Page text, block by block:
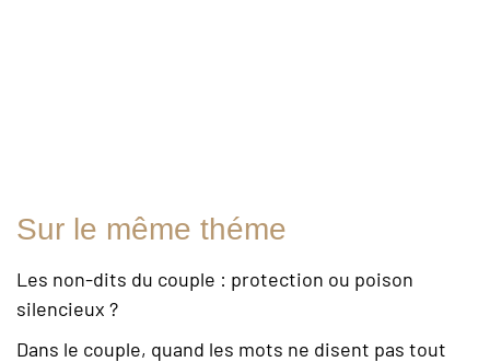
Sur le même théme
Les non-dits du couple : protection ou poison
silencieux ?
Dans le couple, quand les mots ne disent pas tout